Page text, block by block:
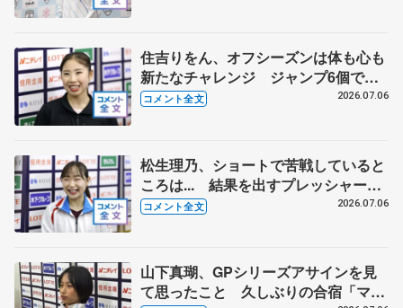
住吉りをん、オフシーズンは体も心も
新たなチャレンジ ジャンプ6個で充
実したプログラムに 【全日本シニア
コメント全文 2026.07.06
松生理乃、ショートで苦戦していると
ころは... 結果を出すプレッシャーと
出場できるうれしさと 【全日本シニ
コメント全文 2026.07.06
山下真瑚、GPシリーズアサインを見
て思ったこと 久しぶりの合宿「マコ